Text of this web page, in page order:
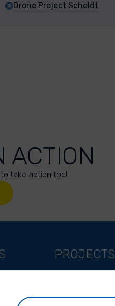
Drone Project Scheldt
ACTION
take action too!
PROJECTS